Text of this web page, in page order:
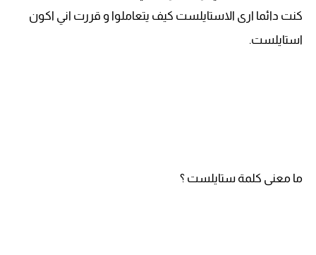
كنت دائما ارى الاستايلست كيف يتعاملوا و قررت اني اكون
استايلست.
ما معنى كلمة ستايلست ؟